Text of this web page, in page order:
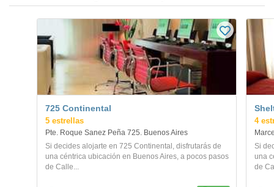
725 Continental
5 estrellas
Pte. Roque Sanez Peña 725. Buenos Aires
Si decides alojarte en 725 Continental, disfrutarás de
una céntrica ubicación en Buenos Aires, a pocos pasos
de Calle...
4
Si
una
de